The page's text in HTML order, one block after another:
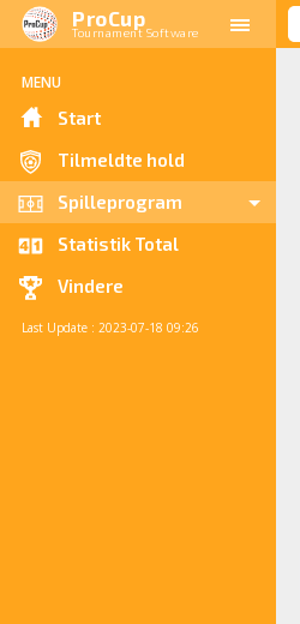
ProCup
Tournament Software
MENU
Start
Tilmeldte hold
Spilleprogram
Statistik Total
Vindere
Last Update : 2023-07-18 09:26